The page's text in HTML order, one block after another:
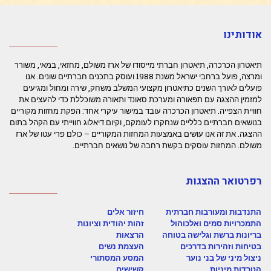
אודותינו
תיאטרון הכרכרה, תיאטרון חברתי מייסודו של ארז משולם, מחזאי, במאי, משורר
ומרצה, פועל ברחבי ישראל משנת 1988 ועוסק בתכנים חברתיים שונים. אנו
פועלים לאורך השנים כתיאטרון מקצועי המשלב משחק, שירה ומחול ומגיעים
למזמין ההצגה עם תפאורה ומערכת סאונד ותאורה משוכללת כדי להעצים את
חוויית הצפייה. תיאטרון הכרכרה עובד במישור עיקרי אחד: הפקת מחזות מקוריים
בנושאים חברתיים כלליים שנחקרו לעומקם, וקיום דיאלוג חווייתי עם הקהל בתום
ההצגה. את זה אנו עושים באמצעות המחזות המקוריים – כולם פרי עטו של ארז
משולם. המחזות עוסקים בקשת רחבה של נושאים חברתיים.
רפרטואר ההצגות
התנדבות ומעורבות חברתית
התמכרויות סמים ואלכוהול
בריונות ברשת וגלישה בטוחה
בטיחות וזהירות בדרכים
ניצול מיני של בני נוער
חיזור אלים
זהות יהודית וציונות
הרצאות
העצמת נשים
המסע המסתורי